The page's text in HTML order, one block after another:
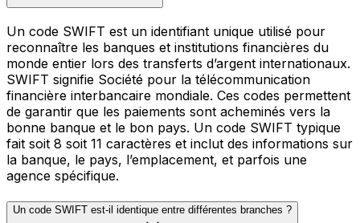
Un code SWIFT est un identifiant unique utilisé pour
reconnaître les banques et institutions financières du
monde entier lors des transferts d’argent internationaux.
SWIFT signifie Société pour la télécommunication
financière interbancaire mondiale. Ces codes permettent
de garantir que les paiements sont acheminés vers la
bonne banque et le bon pays. Un code SWIFT typique
fait soit 8 soit 11 caractères et inclut des informations sur
la banque, le pays, l’emplacement, et parfois une
agence spécifique.
Un code SWIFT est-il identique entre différentes branches ?